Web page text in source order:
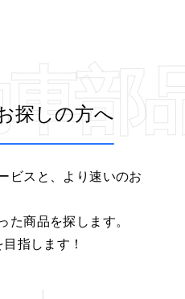
部
探しの方へ
ビスと、より速いのお
た商品を探します。
指します！